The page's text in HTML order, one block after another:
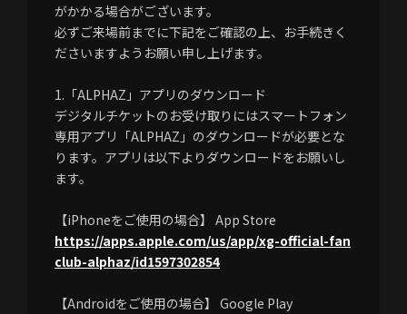
がかかる場合がございます。
必ずご来場前までに下記をご確認の上、お手続きく
ださいますようお願い申し上げます。
1.「ALPHAZ」アプリのダウンロード
デジタルチケットのお受け取りにはスマートフォン
専用アプリ「ALPHAZ」のダウンロードが必要とな
ります。アプリは以下よりダウンロードをお願いし
ます。
【iPhoneをご使用の場合】 App Store
https://apps.apple.com/us/app/xg-official-fan
club-alphaz/id1597302854
【Androidをご使用の場合】 Google Play